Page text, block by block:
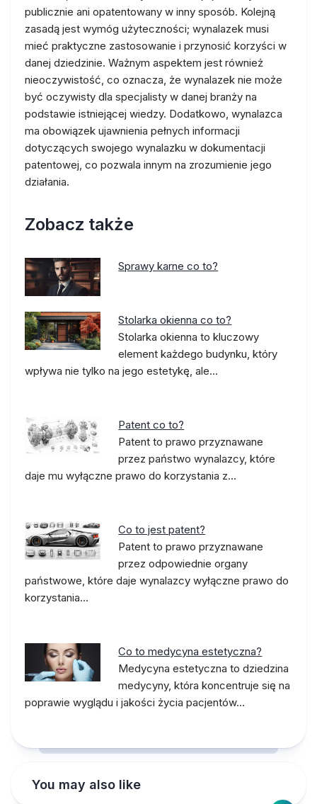
publicznie ani opatentowany w inny sposób. Kolejną
zasadą jest wymóg użyteczności; wynalazek musi
mieć praktyczne zastosowanie i przynosić korzyści w
danej dziedzinie. Ważnym aspektem jest również
nieoczywistość, co oznacza, że wynalazek nie może
być oczywisty dla specjalisty w danej branży na
podstawie istniejącej wiedzy. Dodatkowo, wynalazca
ma obowiązek ujawnienia pełnych informacji
dotyczących swojego wynalazku w dokumentacji
patentowej, co pozwala innym na zrozumienie jego
działania.
Zobacz także
Sprawy karne co to?
Stolarka okienna co to?
Stolarka okienna to kluczowy
element każdego budynku, który
wpływa nie tylko na jego estetykę, ale…
Patent co to?
Patent to prawo przyznawane
przez państwo wynalazcy, które
daje mu wyłączne prawo do korzystania z…
Co to jest patent?
Patent to prawo przyznawane
przez odpowiednie organy
państwowe, które daje wynalazcy wyłączne prawo do
korzystania…
Co to medycyna estetyczna?
Medycyna estetyczna to dziedzina
medycyny, która koncentruje się na
poprawie wyglądu i jakości życia pacjentów…
You may also like